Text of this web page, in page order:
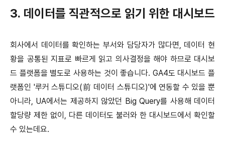
3. 데이터를 직관적으로 읽기 위한 대시보드
회사에서 데이터를 확인하는 부서와 담당자가 많다면, 데이터 현
황을 공통된 지표로 빠르게 읽고 의사결정을 해야 하므로 대시보
드 플랫폼을 별도로 사용하는 것이 좋습니다. GA4도 대시보드 플
랫폼인 '루커 스튜디오(前 데이터 스튜디오)'에 연동할 수 있을 뿐
아니라, UA에서는 제공하지 않았던 Big Query를 사용해 데이터
할당량 제한 없이, 다른 데이터도 불러와 한 대시보드에서 확인할
수 있는데요.